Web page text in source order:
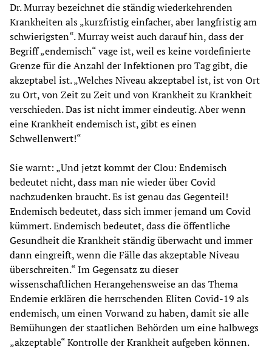
Dr. Murray bezeichnet die ständig wiederkehrenden
Krankheiten als „kurzfristig einfacher, aber langfristig am
schwierigsten“. Murray weist auch darauf hin, dass der
Begriff „endemisch“ vage ist, weil es keine vordefinierte
Grenze für die Anzahl der Infektionen pro Tag gibt, die
akzeptabel ist. „Welches Niveau akzeptabel ist, ist von Ort
zu Ort, von Zeit zu Zeit und von Krankheit zu Krankheit
verschieden. Das ist nicht immer eindeutig. Aber wenn
eine Krankheit endemisch ist, gibt es einen
Schwellenwert!“
Sie warnt: „Und jetzt kommt der Clou: Endemisch
bedeutet nicht, dass man nie wieder über Covid
nachzudenken braucht. Es ist genau das Gegenteil!
Endemisch bedeutet, dass sich immer jemand um Covid
kümmert. Endemisch bedeutet, dass die öffentliche
Gesundheit die Krankheit ständig überwacht und immer
dann eingreift, wenn die Fälle das akzeptable Niveau
überschreiten.“ Im Gegensatz zu dieser
wissenschaftlichen Herangehensweise an das Thema
Endemie erklären die herrschenden Eliten Covid-19 als
endemisch, um einen Vorwand zu haben, damit sie alle
Bemühungen der staatlichen Behörden um eine halbwegs
„akzeptable“ Kontrolle der Krankheit aufgeben können.